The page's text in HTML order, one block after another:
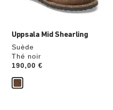
Uppsala Mid Shearling
Suède
Thé noir
Price:
190,00 €